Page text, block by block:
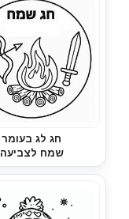
חג לג בעומר
שמח לצביעה